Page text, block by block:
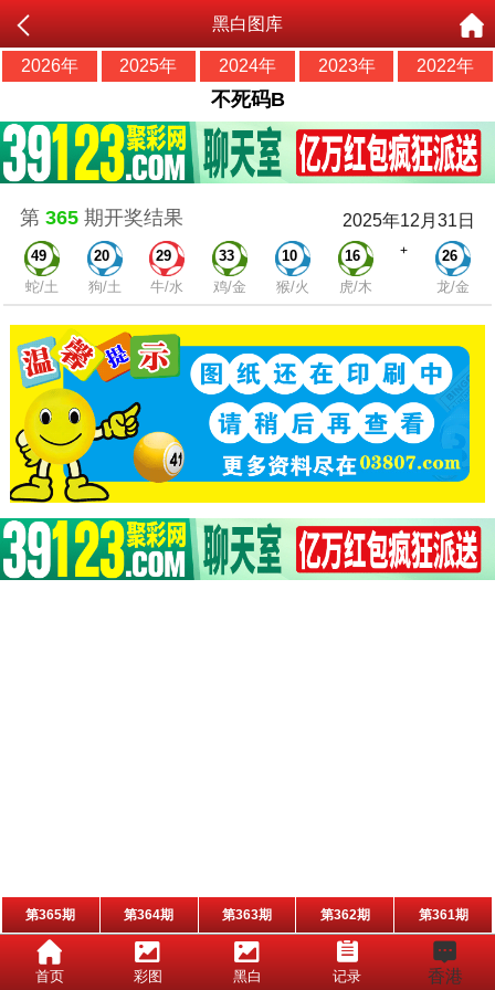
黑白图库
2026年 2025年 2024年 2023年 2022年
不死码B
第 365期开奖结果 2025年12月31日
49
蛇/土
20
狗/土
29
牛/水
33
鸡/金
10
猴/火
16
虎/木
+
26
龙/金
第365期 第364期 第363期 第362期 第361期
首页 彩图 黑白 记录 香港